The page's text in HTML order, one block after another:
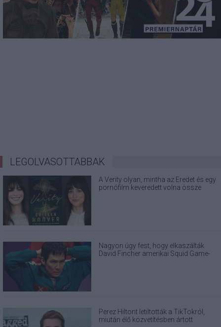
LEGOLVASOTTABBAK
A Verity olyan, mintha az Eredet és egy
pornófilm keveredett volna össze
Nagyon úgy fest, hogy elkaszálták
David Fincher amerikai Squid Game-
Perez Hiltont letiltották a TikTokról,
miután élő közvetítésben ártott